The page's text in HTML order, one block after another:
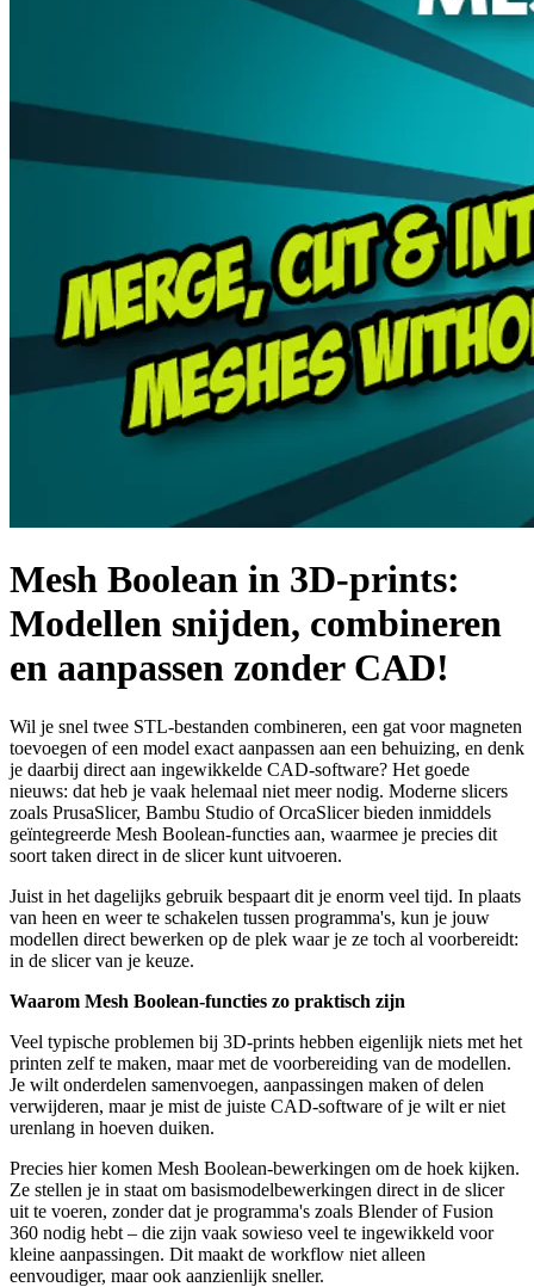
Mesh Boolean in 3D-prints:
Modellen snijden, combineren
en aanpassen zonder CAD!
Wil je snel twee STL-bestanden combineren, een gat voor magneten
toevoegen of een model exact aanpassen aan een behuizing, en denk
je daarbij direct aan ingewikkelde CAD-software? Het goede
nieuws: dat heb je vaak helemaal niet meer nodig. Moderne slicers
zoals PrusaSlicer, Bambu Studio of OrcaSlicer bieden inmiddels
geïntegreerde Mesh Boolean-functies aan, waarmee je precies dit
soort taken direct in de slicer kunt uitvoeren.
Juist in het dagelijks gebruik bespaart dit je enorm veel tijd. In plaats
van heen en weer te schakelen tussen programma's, kun je jouw
modellen direct bewerken op de plek waar je ze toch al voorbereidt:
in de slicer van je keuze.
Waarom Mesh Boolean-functies zo praktisch zijn
Veel typische problemen bij 3D-prints hebben eigenlijk niets met het
printen zelf te maken, maar met de voorbereiding van de modellen.
Je wilt onderdelen samenvoegen, aanpassingen maken of delen
verwijderen, maar je mist de juiste CAD-software of je wilt er niet
urenlang in hoeven duiken.
Precies hier komen Mesh Boolean-bewerkingen om de hoek kijken.
Ze stellen je in staat om basismodelbewerkingen direct in de slicer
uit te voeren, zonder dat je programma's zoals Blender of Fusion
360 nodig hebt – die zijn vaak sowieso veel te ingewikkeld voor
kleine aanpassingen. Dit maakt de workflow niet alleen
eenvoudiger, maar ook aanzienlijk sneller.